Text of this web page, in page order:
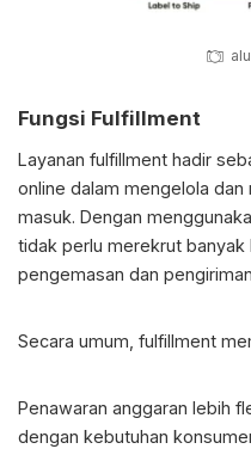
Fungsi Fulfillment
Layanan fulfillment hadir
online dalam mengelola
masuk. Dengan
tidak perlu merekrut banyak
pengemasan dan
Secara umum, fulfillment
Penawaran anggaran lebih
dengan kebutuhan